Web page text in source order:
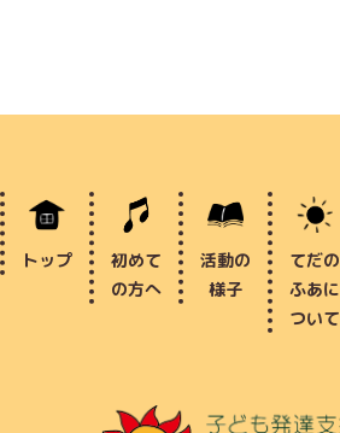
トップ
初めて
の方へ
活動の
様子
てだの
ふあに
ついて